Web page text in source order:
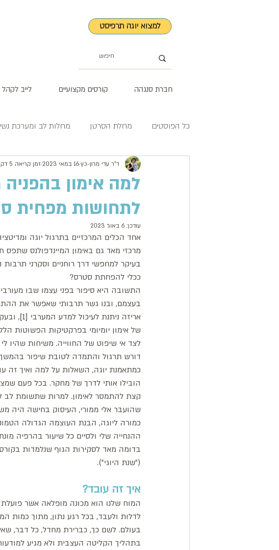
למצוא יוגה תרפיסט
חברת סנגהה קורסים מקצועיים לייב
כל הפוסטים מחלת הסרטן מחלות לב ומערכת
סטרס וחרדה
למה אימון
לתחושות מפחית
ד"ר עדי מרון-כץ16 במאי 2023 זמן קריאה 5 דקות
עודכן: 6 באוג׳ 2023
אחד הכלים המרכזיים בתרגול יוגה
מרכזי מאד גם באימון המיינדפולנס
בעיקר למחפשי דרך רוחניים וסקרני
ככלי להפחתת סטרס?
התשובה היא סיפור בפני עצמו שבו
בעצמם, ובנו גשר תרבותי שאפשר את
של אימון יומיומי בפרקטיקות הפשוטות
לצד אי שיפוט של החווייה. משיחות
דורש תרגול והתמדה לטובת שיפור
כמתאמנת יוגה, השאלות על למה ואיך זה
הובילו אותי לדרך של מחקר. בכל פעם
קצת להתמסר לאימון. למרות שתשומת לב
שהועבר אלי ממורי, העיסוק בחישה היה
כמורה ליוגה, הבנת העוצמה הגדולה
ההנחייה שלי ולסיים כל שיעור בהרפיה
בדומה מאד לסקירות הגוף שנלמדות
("שנת היוגי").
איך זה עובד?
המוח שלנו הוא מכונה מופלאה אשר
לדלות ולעבד, בכל רגע נתון, מתוך כמות
בעולם. לשם כך, כברירת מחדל, כל דבר,
בתהליך הקליטה העצבית ולא מגיע